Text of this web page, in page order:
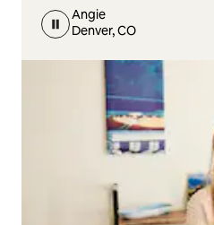
Angie
Denver, CO